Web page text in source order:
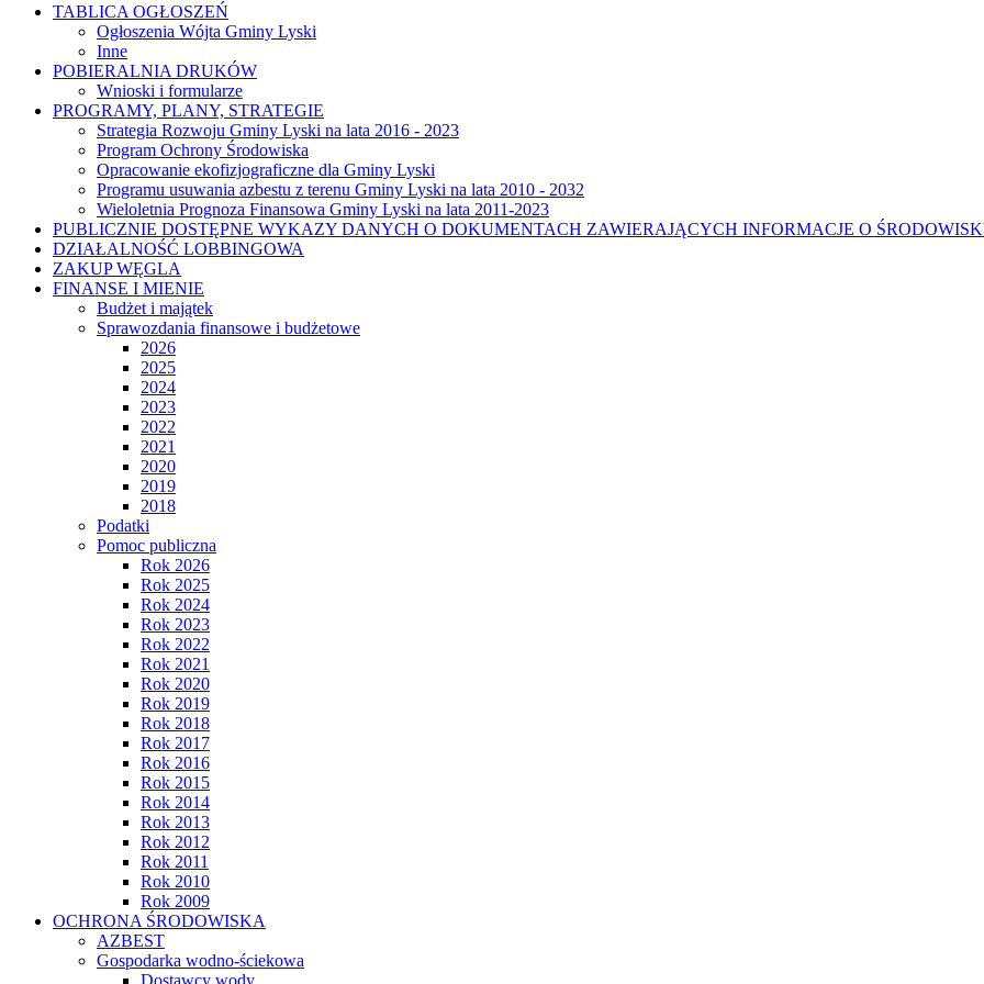
TABLICA OGŁOSZEŃ
Ogłoszenia Wójta Gminy Lyski
Inne
POBIERALNIA DRUKÓW
Wnioski i formularze
PROGRAMY, PLANY, STRATEGIE
Strategia Rozwoju Gminy Lyski na lata 2016 - 2023
Program Ochrony Środowiska
Opracowanie ekofizjograficzne dla Gminy Lyski
Programu usuwania azbestu z terenu Gminy Lyski na lata 2010 - 2032
Wieloletnia Prognoza Finansowa Gminy Lyski na lata 2011-2023
PUBLICZNIE DOSTĘPNE WYKAZY DANYCH O DOKUMENTACH ZAWIERAJĄCYCH INFORMACJE O
DZIAŁALNOŚĆ LOBBINGOWA
ZAKUP WĘGLA
FINANSE I MIENIE
Budżet i majątek
Sprawozdania finansowe i budżetowe
2026
2025
2024
2023
2022
2021
2020
2019
2018
Podatki
Pomoc publiczna
Rok 2026
Rok 2025
Rok 2024
Rok 2023
Rok 2022
Rok 2021
Rok 2020
Rok 2019
Rok 2018
Rok 2017
Rok 2016
Rok 2015
Rok 2014
Rok 2013
Rok 2012
Rok 2011
Rok 2010
Rok 2009
OCHRONA ŚRODOWISKA
AZBEST
Gospodarka wodno-ściekowa